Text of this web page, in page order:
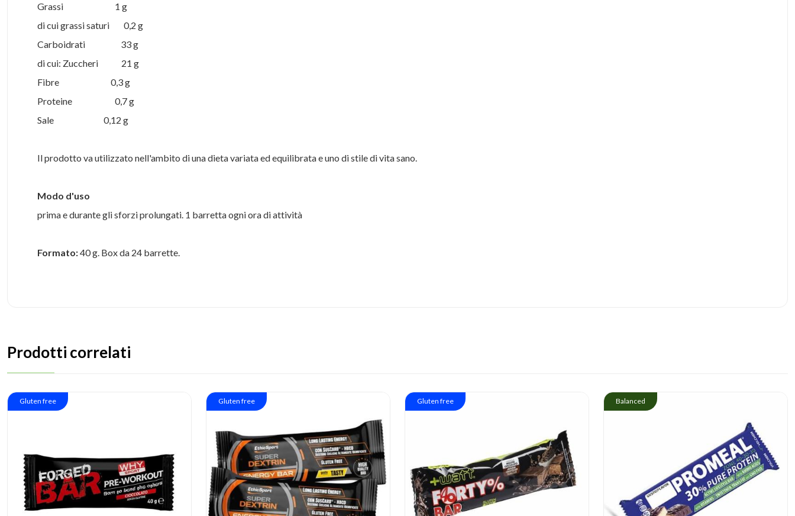
Grassi 1 g
di cui grassi saturi 0,2 g
Carboidrati 33 g
di cui: Zuccheri 21 g
Fibre 0,3 g
Proteine 0,7 g
Sale 0,12 g
Il prodotto va utilizzato nell'ambito di una dieta variata ed equilibrata e uno di stile di vita sano.
Modo d'uso
prima e durante gli sforzi prolungati. 1 barretta ogni ora di attività
Formato:40 g. Box da 24 barrette.
Prodotti correlati
Gluten free Gluten free Gluten free Balanced